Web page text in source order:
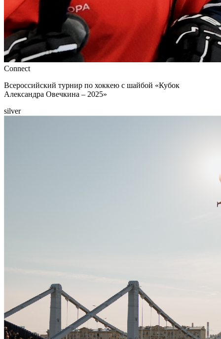
Connect
Всероссийский турнир по хоккею с шайбой «Кубок
Александра Овечкина – 2025»
silver